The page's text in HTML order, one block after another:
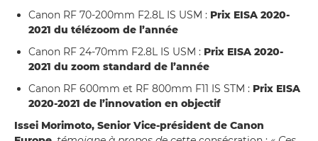
Canon RF 70-200mm F2.8L IS USM : Prix EISA 2020-
2021 du télézoom de l’année
Canon RF 24-70mm F2.8L IS USM : Prix EISA 2020-
2021 du zoom standard de l’année
Canon RF 600mm et RF 800mm F11 IS STM : Prix EISA
2020-2021 de l’innovation en objectif
Issei Morimoto, Senior Vice-président de Canon